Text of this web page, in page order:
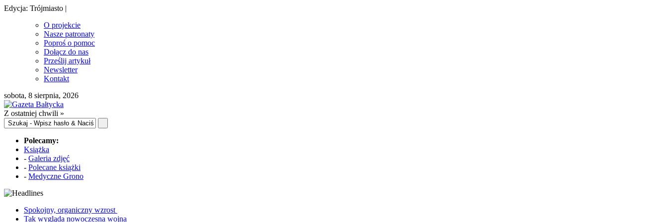
Edycja: Trójmiasto |
O projekcie
Nasze patronaty
Poproś o pomoc
Dołącz do nas
Prześlij artykuł
Newsletter
Kontakt
sobota, 8 sierpnia, 2026
Z ostatniej chwili »
Polecamy:
Książka
- Galeria zdjęć
- Polecane książki
- Medyczne Grono
Spokojny, organiczny wzrost
Tak wygląda nowoczesna wojna